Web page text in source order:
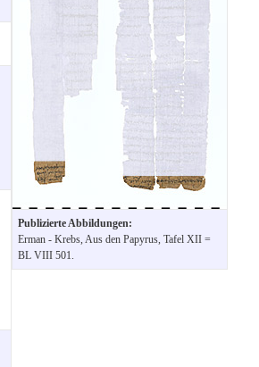
Publizierte Abbildungen:
Erman - Krebs, Aus den Papyrus, Tafel XII =
BL VIII 501.